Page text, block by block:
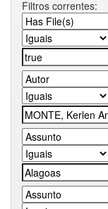
Filtros correntes: